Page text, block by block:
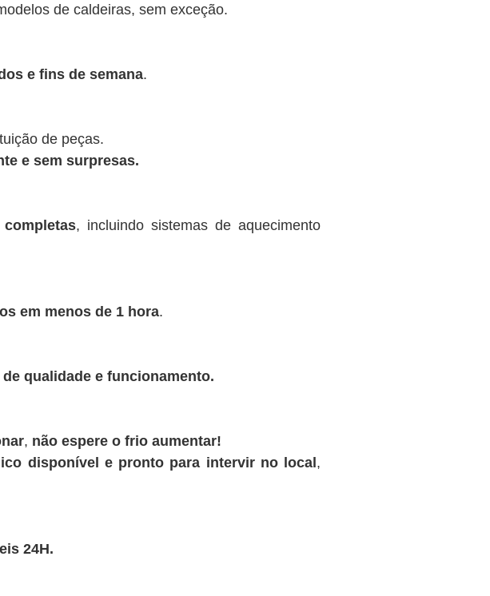
de caldeiras, sem exceção.
e fins de semana.
de peças.
e sem surpresas.
, incluindo sistemas de aquecimento
em menos de 1 hora.
qualidade e funcionamento.
, não espere o frio aumentar!
disponível e pronto para intervir no local ,
24H.